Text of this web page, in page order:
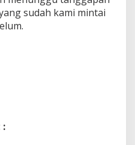
sudah kami mintai
: